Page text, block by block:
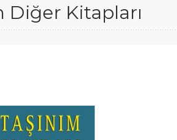
Diğer Kitapları